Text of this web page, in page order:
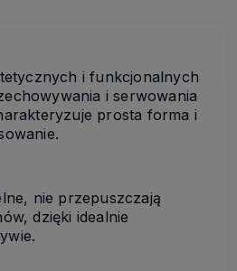
i funkcjonalnych
i serwowania
prosta forma i
nie przepuszczają
dzięki idealnie